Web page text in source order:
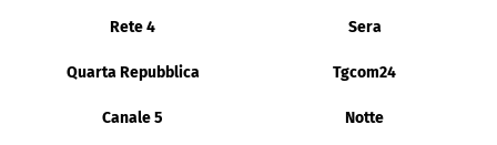
Rete 4 Sera
Quarta Repubblica Tgcom24
Canale 5 Notte